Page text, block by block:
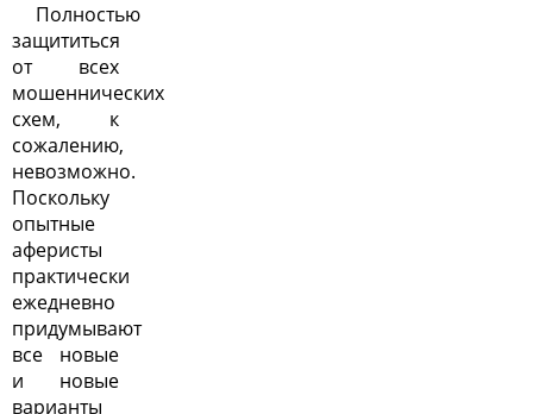
Полностью
защититься
от всех
мошеннических
схем, к
сожалению,
невозможно.
Поскольку
опытные
аферисты
практически
ежедневно
придумывают
все новые
и новые
варианты